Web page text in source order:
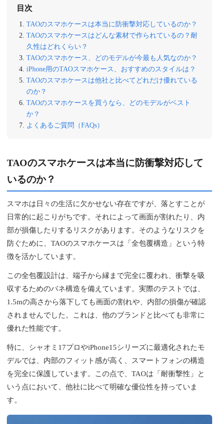
目次
TAOのスマホケースは本当に防衝撃対応しているのか？
TAOのスマホケースはどんな素材で作られているの？耐
久性はどれくらい？
TAOのスマホケース、どのモデルが今最も人気なのか？
iPhone用のTAOスマホケース、おすすめのスタイルは？
TAOのスマホケースは他社と比べてどれだけ優れている
のか？
TAOのスマホケースを買うなら、どのモデルがベスト
か？
よくあるご質問（FAQs）
TAOのスマホケースは本当に防衝撃対応して
いるのか？
スマホは日々の生活に欠かせない存在ですが、落とすことが
日常的に起こりがちです。それによって画面が割れたり、内
部が損傷したりするリスクがあります。そのようなリスクを
防ぐために、TAOのスマホケースは「全包覆構造」という特
徴を活かしています。
この全包覆設計は、端子から縁まで完全に覆われ、衝撃を吸
収するためのバネ構造を備えています。実際のテストでは、
1.5mの高さから落下しても画面の割れや、内部の損傷が確認
されませんでした。これは、他のブランドと比べても非常に
優れた性能です。
特に、シャオミ17プロやiPhone15シリーズに最適化されたモ
デルでは、内部のフィット感が高く、スマートフォンの構造
を完全に保護しています。この点で、TAOは「耐衝撃性」と
いう点において、他社に比べて明確な優位性を持っていま
す。